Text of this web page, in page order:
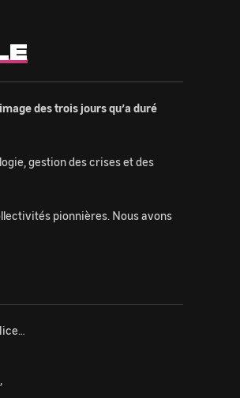
des trois jours qu’a duré
gestion des crises et des
pionnières. Nous avons